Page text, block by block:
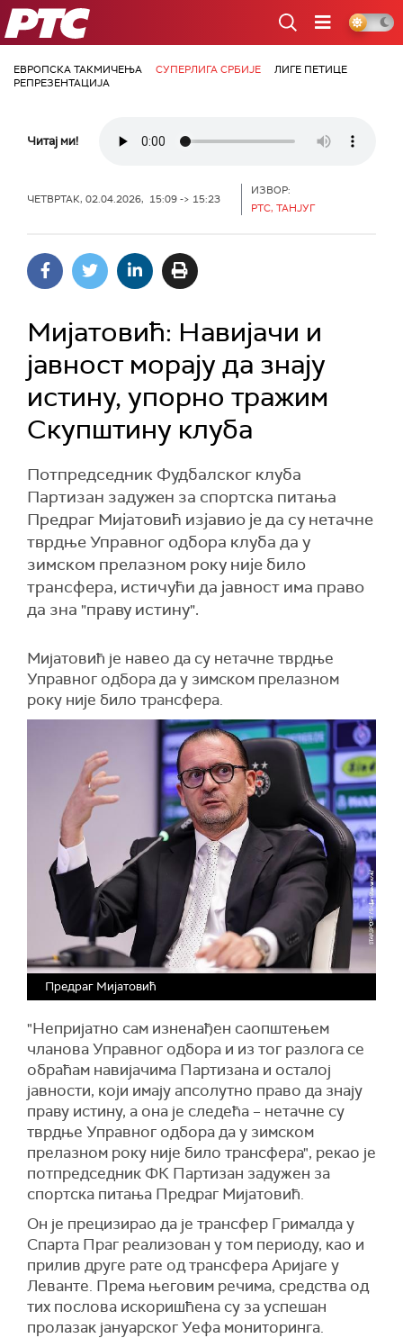
РТС
ЕВРОПСКА ТАКМИЧЕЊА СУПЕРЛИГА СРБИЈЕ
ЛИГЕ ПЕТИЦЕ
РЕПРЕЗЕНТАЦИЈА
Читај ми!
ЧЕТВРТАК, 02.04.2026, 15:09 -> 15:23
ИЗВОР:
РТС, ТАНЈУГ
Мијатовић: Навијачи и
јавност морају да знају
истину, упорно тражим
Скупштину клуба
Потпредседник Фудбалског клуба
Партизан задужен за спортска питања
Предраг Мијатовић изјавио је да су нетачне
тврдње Управног одбора клуба да у
зимском прелазном року није било
трансфера, истичући да јавност има право
да зна "праву истину".
Мијатовић је навео да су нетачне тврдње
Управног одбора да у зимском прелазном
року није било трансфера.
Предраг Мијатовић
"Непријатно сам изненађен саопштењем
чланова Управног одбора и из тог разлога се
обраћам навијачима Партизана и осталој
јавности, који имају апсолутно право да знају
праву истину, а она је следећа – нетачне су
тврдње Управног одбора да у зимском
прелазном року није било трансфера", рекао је
потпредседник ФК Партизан задужен за
спортска питања Предраг Мијатовић.
Он је прецизирао да је трансфер Грималда у
Спарта Праг реализован у том периоду, као и
прилив друге рате од трансфера Аријаге у
Леванте. Према његовим речима, средства од
тих послова искоришћена су за успешан
пролазак јануарског Уефа мониторинга.